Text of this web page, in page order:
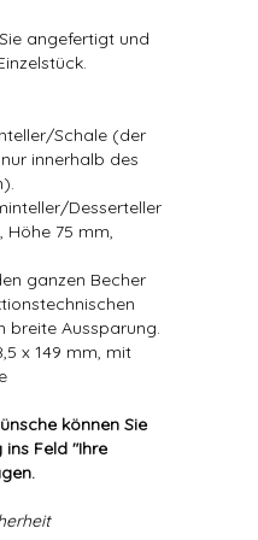
angefertigt und
Schale (der
innerhalb des
Desserteller
75 mm,
ganzen Becher
breite Aussparung.
x 149 mm, mit
können Sie
Feld "Ihre